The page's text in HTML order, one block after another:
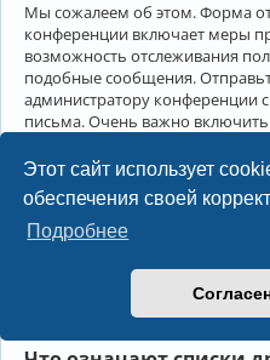
Этот сайт использует
обеспечения своей
Подробнее
Мы сожалеем об этом. Форма
конференции включает меры
возможность отслеживания
подобные сообщения.
администратору конференции
письма. Очень важно включить
Администратор конференции
меры.
Друзья и недруги